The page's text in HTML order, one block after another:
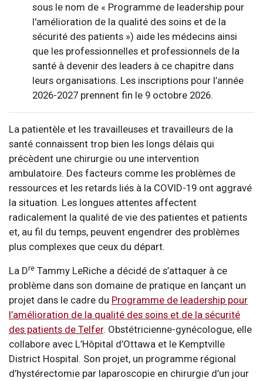
sous le nom de « Programme de leadership pour
l'amélioration de la qualité des soins et de la
sécurité des patients ») aide les médecins ainsi
que les professionnelles et professionnels de la
santé à devenir des leaders à ce chapitre dans
leurs organisations. Les inscriptions pour l’année
2026-2027 prennent fin le 9 octobre 2026.
La patientèle et les travailleuses et travailleurs de la
santé connaissent trop bien les longs délais qui
précèdent une chirurgie ou une intervention
ambulatoire. Des facteurs comme les problèmes de
ressources et les retards liés à la COVID-19 ont aggravé
la situation. Les longues attentes affectent
radicalement la qualité de vie des patientes et patients
et, au fil du temps, peuvent engendrer des problèmes
plus complexes que ceux du départ.
La Dre Tammy LeRiche a décidé de s’attaquer à ce
problème dans son domaine de pratique en lançant un
projet dans le cadre du Programme de leadership pour
l’amélioration de la qualité des soins et de la sécurité
des patients de Telfer. Obstétricienne-gynécologue, elle
collabore avec L’Hôpital d’Ottawa et le Kemptville
District Hospital. Son projet, un programme régional
d’hystérectomie par laparoscopie en chirurgie d’un jour